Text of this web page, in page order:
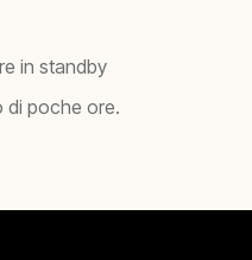
in standby
di poche ore.